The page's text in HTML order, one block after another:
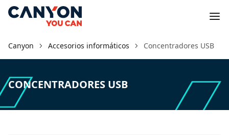
Canyon Accesorios informáticos Concentradores USB
CONCENTRADORES USB